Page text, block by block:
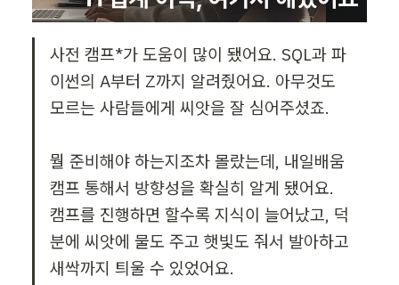
사전 캠프*가 도움이 많이 됐어요. SQL과 파
이썬의 A부터 Z까지 알려줬어요. 아무것도
모르는 사람들에게 씨앗을 잘 심어주셨죠.
뭘 준비해야 하는지조차 몰랐는데, 내일배움
캠프 통해서 방향성을 확실히 알게 됐어요.
캠프를 진행하면 할수록 지식이 늘어났고, 덕
분에 씨앗에 물도 주고 햇빛도 줘서 발아하고
새싹까지 틔울 수 있었어요.